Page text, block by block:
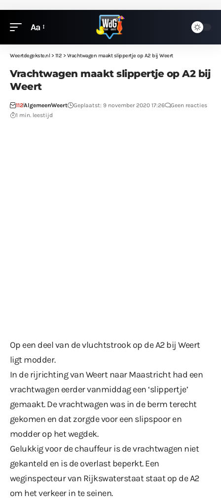
Aa
Weertdegekste.nl> 112 > Vrachtwagen maakt slippertje op A2 bij Weert
Vrachtwagen maakt slippertje op A2 bij
Weert
112AlgemeenWeert Geplaatst: 9 november 2020 17:26
Geen reacties
1 min. leestijd
Op een deel van de vluchtstrook op de A2 bij Weert
ligt modder.
In de rijrichting van Weert naar Maastricht had een
vrachtwagen eerder vanmiddag een ‘slippertje’
gemaakt. De vrachtwagen was in de berm terecht
gekomen en dat zorgde voor een slipspoor en
modder op het wegdek.
Gelukkig voor de chauffeur is de vrachtwagen niet
gekanteld en is de overlast beperkt. Een
weginspecteur van Rijkswaterstaat staat op de A2
om het verkeer in te seinen.